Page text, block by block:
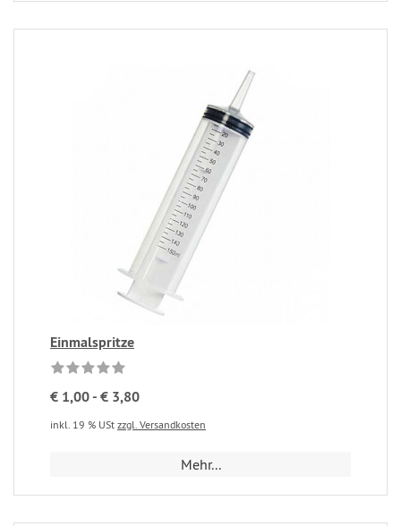
Einmalspritze
€ 1,00 - € 3,80
inkl. 19 % USt zzgl. Versandkosten
Mehr...